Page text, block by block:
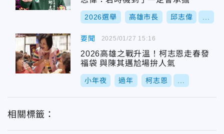
2026選舉 高雄市長 邱志偉
要聞
2026高雄之戰升溫！柯志恩走春發
福袋 與陳其邁尬場拚人氣
小年夜 過年 柯志恩
2025/01/27 15:16
相關標籤：